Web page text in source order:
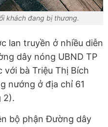
khách đang bị thương.
lan truyền ở nhiều diễn
dây nóng UBND TP
với bà Triệu Thị Bích
nướng ở địa chỉ 61
2).
bộ phận Đường dây